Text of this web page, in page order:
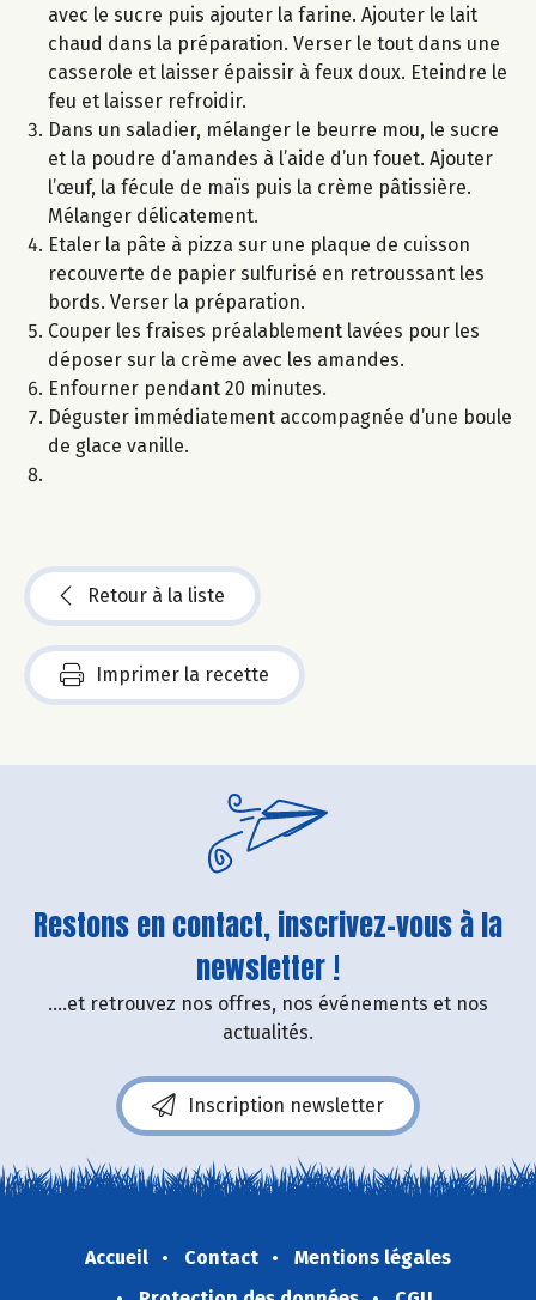
avec le sucre puis ajouter la farine. Ajouter le lait
chaud dans la préparation. Verser le tout dans une
casserole et laisser épaissir à feux doux. Eteindre le
feu et laisser refroidir.
Dans un saladier, mélanger le beurre mou, le sucre
et la poudre d’amandes à l’aide d’un fouet. Ajouter
l’œuf, la fécule de maïs puis la crème pâtissière.
Mélanger délicatement.
Etaler la pâte à pizza sur une plaque de cuisson
recouverte de papier sulfurisé en retroussant les
bords. Verser la préparation.
Couper les fraises préalablement lavées pour les
déposer sur la crème avec les amandes.
Enfourner pendant 20 minutes.
Déguster immédiatement accompagnée d’une boule
de glace vanille.
Retour à la liste
Imprimer la recette
Restons en contact, inscrivez-vous à la
newsletter !
....et retrouvez nos offres, nos événements et nos
actualités.
Inscription newsletter
Accueil Contact
Mentions légales